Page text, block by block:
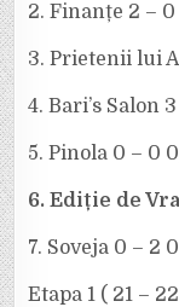
2. Finanțe 2 – 0
3. Prietenii lui
4. Bari’s Salon
5. Pinola 0 – 0
6. Ediție de
7. Soveja 0 – 2
Etapa 1 ( 21 –